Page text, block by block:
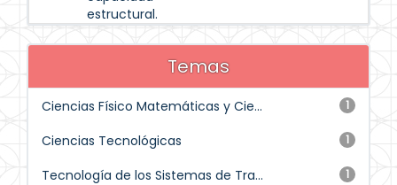
estructural.
Temas
1
Ciencias Físico Matemáticas y Cie...
1
Ciencias Tecnológicas
1
Tecnología de los Sistemas de Tra...